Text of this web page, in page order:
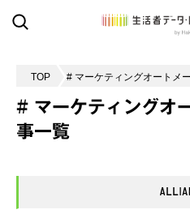
TOP # マーケティングオートメ
# マーケティングオ
事一覧